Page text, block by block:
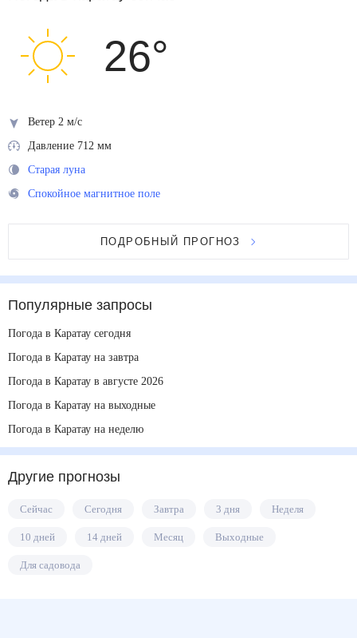
26°
Ветер 2 м/с
Давление 712 мм
Старая луна
Спокойное магнитное поле
ПОДРОБНЫЙ ПРОГНОЗ
Популярные запросы
Погода в Каратау сегодня
Погода в Каратау на завтра
Погода в Каратау в августе 2026
Погода в Каратау на выходные
Погода в Каратау на неделю
Другие прогнозы
Сейчас Сегодня Завтра 3 дня Неделя
10 дней 14 дней Месяц Выходные
Для садовода